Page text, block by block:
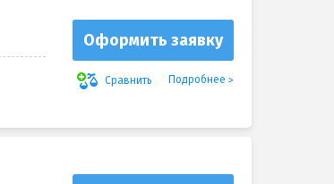
Оформить заявку
Сравнить Подробнее